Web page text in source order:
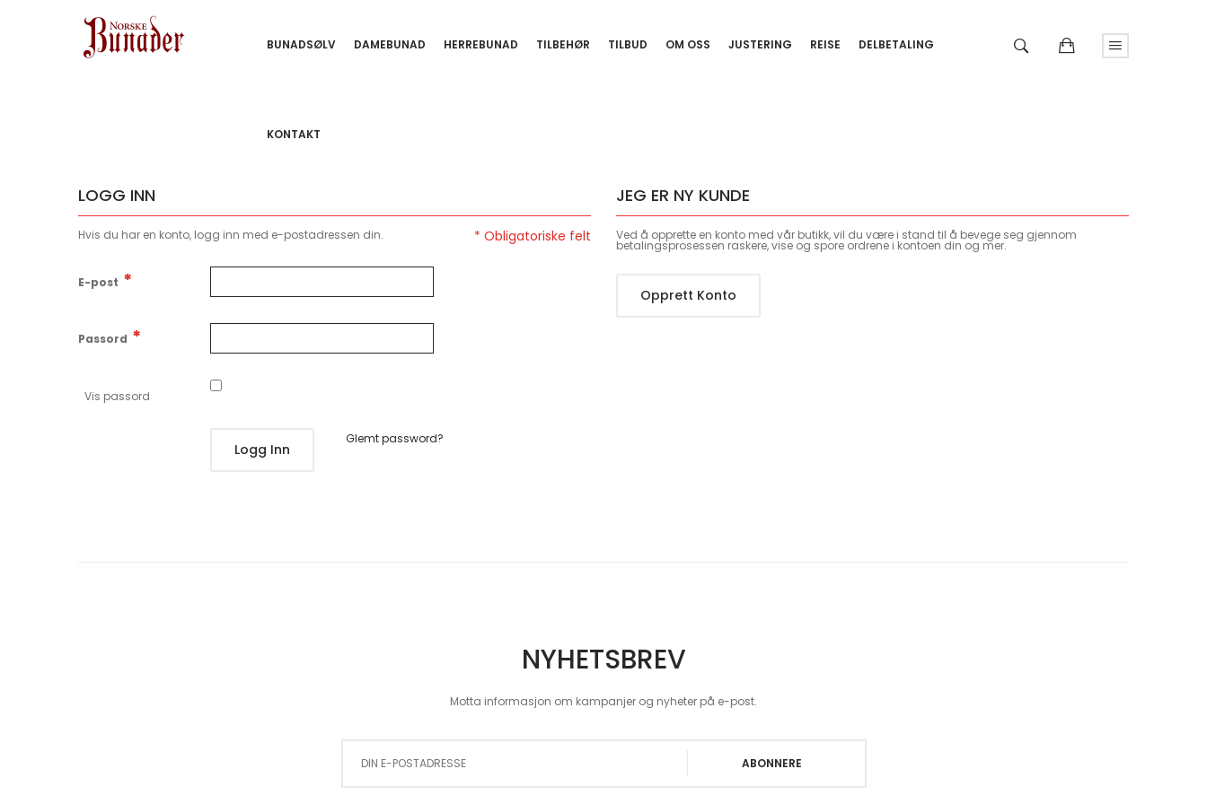
BUNADSØLV DAMEBUNAD HERREBUNAD TILBEHØR TILBUD OM OSS JUSTERING REISE DELBETALING
KONTAKT
LOGG INN
Hvis du har en konto, logg inn med e-postadressen din.
E-post
Passord
Vis passord
Logg Inn
Glemt password?
JEG ER NY KUNDE
Ved å opprette en konto med vår butikk, vil du være i stand til å bevege seg gjennom
betalingsprosessen raskere, vise og spore ordrene i kontoen din og mer.
Opprett Konto
NYHETSBREV
Motta informasjon om kampanjer og nyheter på e-post.
ABONNERE